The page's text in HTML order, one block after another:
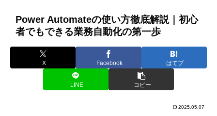
Power Automateの使い方徹底解説｜初心
者でもできる業務自動化の第一歩
X Facebook はてブ
LINE コピー
2025.05.07